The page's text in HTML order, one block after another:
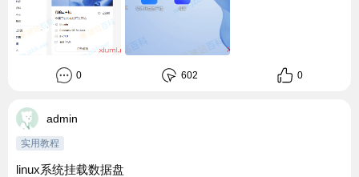
0 602 0
admin
实用教程
linux系统挂载数据盘